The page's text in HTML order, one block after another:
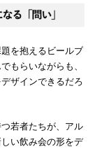
を抱えるビールブ
もらいながらも、
ザインできるだろ
若者たちが、アル
い飲み会の形をデ